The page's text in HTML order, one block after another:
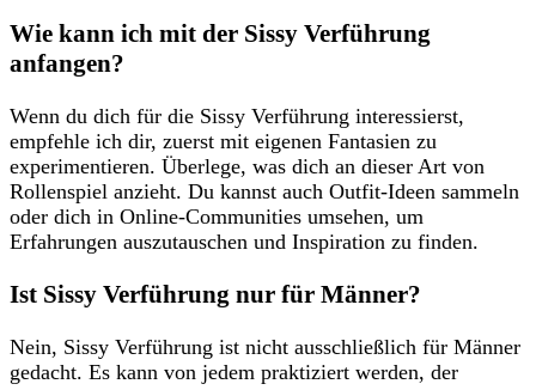
Wie kann ich mit der Sissy Verführung
anfangen?
Wenn du dich für die Sissy Verführung interessierst,
empfehle ich dir, ⁣zuerst ⁣mit ⁣eigenen Fantasien zu
experimentieren. Überlege, was ‌dich⁢ an dieser Art von
Rollenspiel anzieht. Du kannst auch Outfit-Ideen sammeln
oder dich in Online-Communities umsehen, um
Erfahrungen auszutauschen und Inspiration zu finden.
Ist Sissy Verführung⁣ nur ​für Männer?
Nein, Sissy Verführung ist nicht ausschließlich ⁤für Männer⁣
gedacht. Es kann von jedem praktiziert werden, der